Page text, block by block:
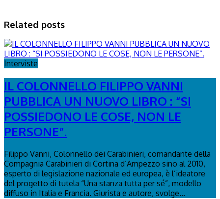
Related posts
Interviste
IL COLONNELLO FILIPPO VANNI
PUBBLICA UN NUOVO LIBRO : “SI
POSSIEDONO LE COSE, NON LE
PERSONE”.
Filippo Vanni, Colonnello dei Carabinieri, comandante della
Compagnia Carabinieri di Cortina d’Ampezzo sino al 2010,
esperto di legislazione nazionale ed europea, è l’ideatore
del progetto di tutela “Una stanza tutta per sé”, modello
diffuso in Italia e Francia. Giurista e autore, svolge...